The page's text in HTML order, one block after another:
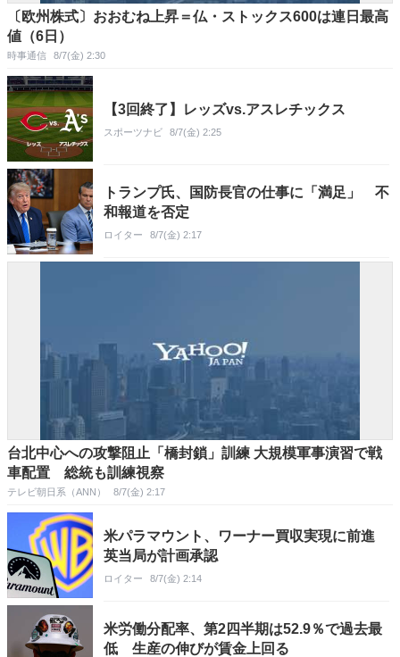
〔欧州株式〕おおむね上昇＝仏・ストックス600は連日最高
値（6日）
時事通信 8/7(金) 2:30
【3回終了】レッズvs.アスレチックス
スポーツナビ 8/7(金) 2:25
トランプ氏、国防長官の仕事に「満足」 不
和報道を否定
ロイター 8/7(金) 2:17
台北中心への攻撃阻止「橋封鎖」訓練 大規模軍事演習で戦
車配置 総統も訓練視察
テレビ朝日系（ANN） 8/7(金) 2:17
米パラマウント、ワーナー買収実現に前進
英当局が計画承認
ロイター 8/7(金) 2:14
米労働分配率、第2四半期は52.9％で過去最
低 生産の伸びが賃金上回る